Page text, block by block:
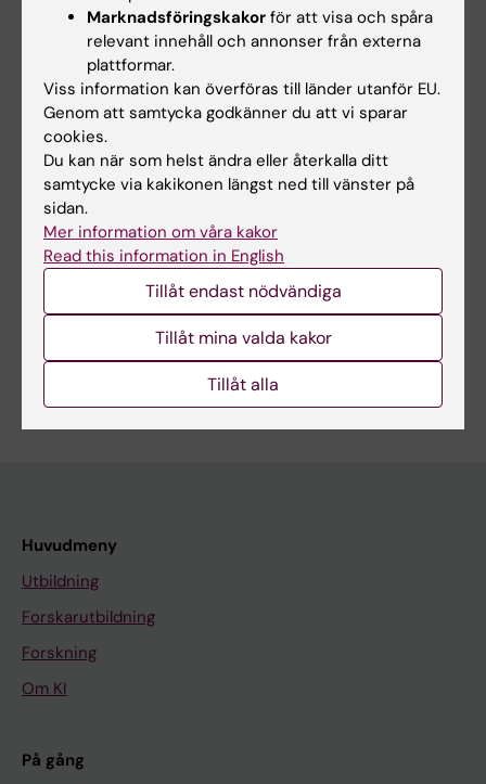
väcka nyfikenhet och intresse för vetenskap
hos barn och unga.
Länkar:
SharePoint Forskargrupp
Forskningsområden:
Anestesi och intensivvård
Forskningsämnen:
Ambulanser Multitrauma
Vård vid livshotande sjukdom
Huvudmeny
Utbildning
Forskarutbildning
Forskning
Om KI
På gång
Marknadsföringskakor för att visa och spåra
relevant innehåll och annonser från externa
plattformar.
Viss information kan överföras till länder utanför EU.
Genom att samtycka godkänner du att vi sparar
cookies.
Du kan när som helst ändra eller återkalla ditt
samtycke via kakikonen längst ned till vänster på
sidan.
Mer information om våra kakor
Read this information in English
Tillåt endast nödvändiga
Tillåt mina valda kakor
Tillåt alla